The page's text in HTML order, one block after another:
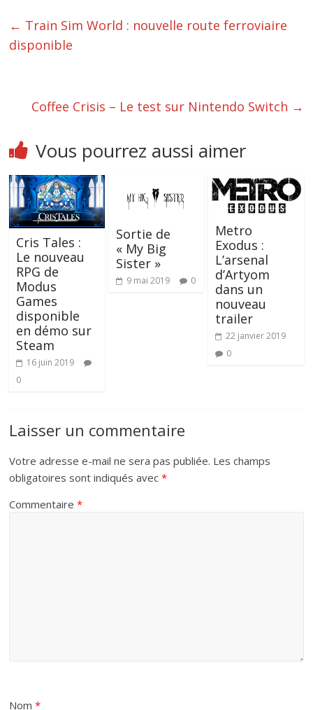
← Train Sim World : nouvelle route ferroviaire
disponible
Coffee Crisis – Le test sur Nintendo Switch →
Vous pourrez aussi aimer
Cris Tales :
Le nouveau
RPG de
Modus
Games
disponible
en démo sur
Steam
16 juin 2019
0
Sortie de
« My Big
Sister »
9 mai 2019 0
Metro
Exodus :
L’arsenal
d’Artyom
dans un
nouveau
trailer
22 janvier 2019
0
Laisser un commentaire
Votre adresse e-mail ne sera pas publiée. Les champs
obligatoires sont indiqués avec*
Commentaire*
Nom*